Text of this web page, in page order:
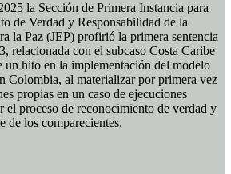
la Sección de Primera Instancia para
de Verdad y Responsabilidad de la
la Paz (JEP) profirió la primera sentencia
relacionada con el subcaso Costa Caribe
hito en la implementación del modelo
Colombia, al materializar por primera vez
propias en un caso de ejecuciones
el proceso de reconocimiento de verdad y
de los comparecientes.